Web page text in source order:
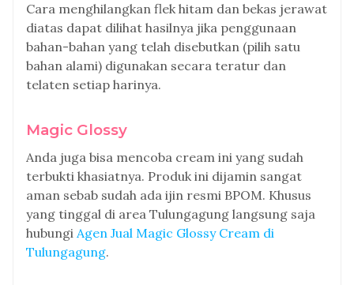
Cara menghilangkan flek hitam dan bekas jerawat
diatas dapat dilihat hasilnya jika penggunaan
bahan-bahan yang telah disebutkan (pilih satu
bahan alami) digunakan secara teratur dan
telaten setiap harinya.
Magic Glossy
Anda juga bisa mencoba cream ini yang sudah
terbukti khasiatnya. Produk ini dijamin sangat
aman sebab sudah ada ijin resmi BPOM. Khusus
yang tinggal di area Tulungagung langsung saja
hubungi Agen Jual Magic Glossy Cream di
Tulungagung.